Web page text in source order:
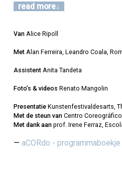
read more
Van Alice Ripoll
Met Alan Ferreira, Leandro Coala,
Assistent Anita Tandeta
Foto’s & videos Renato Mangolin
Presentatie Kunstenfestivaldesarts,
Met de steun van Centro
Met dank aan prof. Irene Ferraz,
aCORdo - programmaboekje